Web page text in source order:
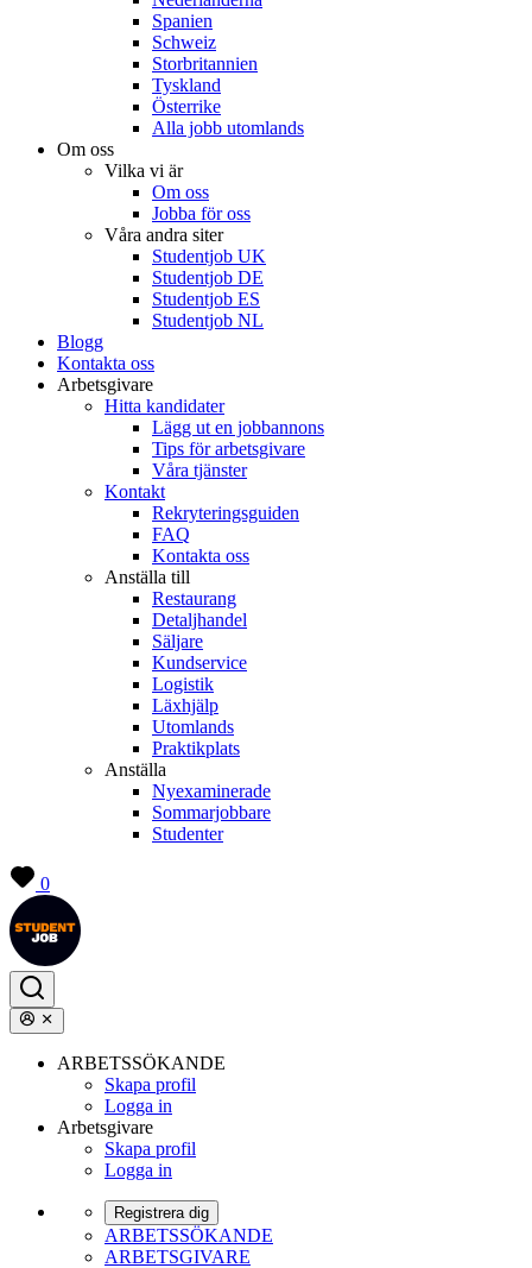
Spanien
Schweiz
Storbritannien
Tyskland
Österrike
Alla jobb utomlands
Om oss
Vilka vi är
Om oss
Jobba för oss
Våra andra siter
Studentjob UK
Studentjob DE
Studentjob ES
Studentjob NL
Blogg
Kontakta oss
Arbetsgivare
Hitta kandidater
Lägg ut en jobbannons
Tips för arbetsgivare
Våra tjänster
Kontakt
Rekryteringsguiden
FAQ
Kontakta oss
Anställa till
Restaurang
Detaljhandel
Säljare
Kundservice
Logistik
Läxhjälp
Utomlands
Praktikplats
Anställa
Nyexaminerade
Sommarjobbare
Studenter
0
ARBETSSÖKANDE
Skapa profil
Logga in
Arbetsgivare
Skapa profil
Logga in
Registrera dig
ARBETSSÖKANDE
ARBETSGIVARE